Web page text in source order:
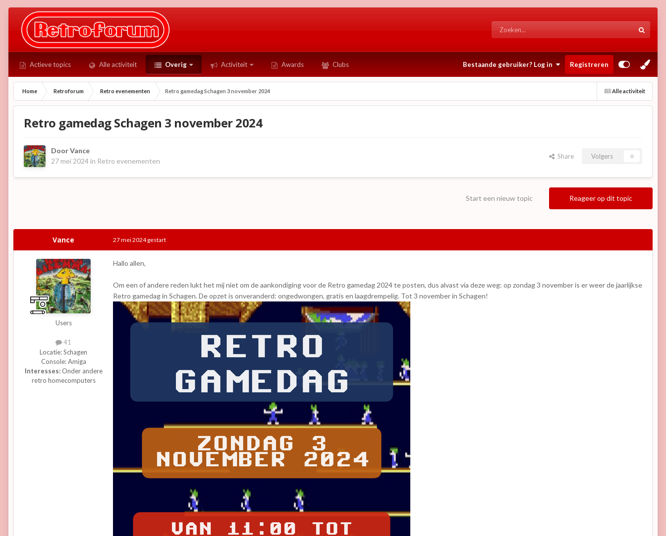
Actieve topics Alle activiteit Overig Activiteit Awards Clubs Bestaande gebruiker? Log in Registreren
Alle activiteit
Home Retroforum Retro evenementen Retro gamedag Schagen 3 november 2024
Retro gamedag Schagen 3 november 2024
DoorVance
27 mei 2024 in Retro evenementen
Share Volgers 0
Reageer op dit topic
Start een nieuw topic
Vance
Users
41
Locatie:Schagen
Console:Amiga
Interesses:Onder andere
retro homecomputers
27 mei 2024gestart
Hallo allen,
Om een of andere reden lukt het mij niet om de aankondiging voor de Retro gamedag 2024 te posten, dus alvast via deze weg: op zondag 3 november is er weer de jaarlijkse
Retro gamedag in Schagen. De opzet is onveranderd: ongedwongen, gratis en laagdrempelig. Tot 3 november in Schagen!